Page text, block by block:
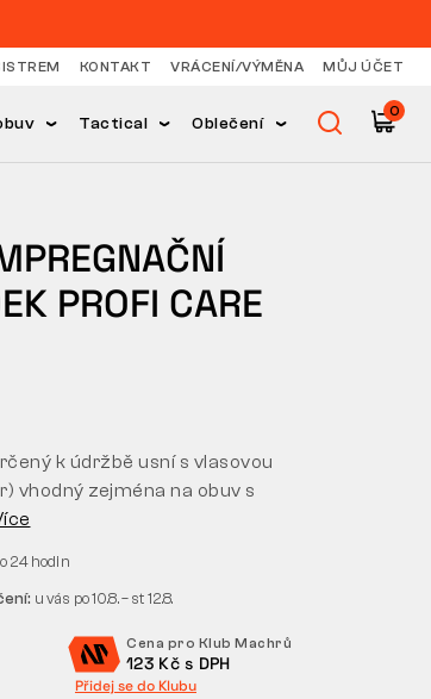
KONTAKT VRÁCENÍ/VÝMĚNA MŮJ ÚČET
Tactical Oblečení
0
PROFI CARE
24 hodin
u vás po 10.8. – st 12.8.
Cena pro Klub Machrů
123 Kč s DPH
Přidej se do Klubu
k údržbě usní s vlasovou
vhodný zejména na obuv s